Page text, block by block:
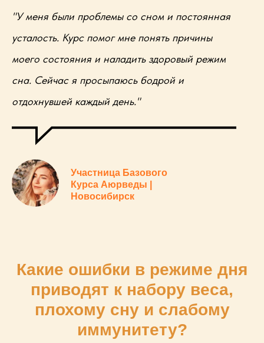
"У меня были проблемы со сном и постоянная
усталость. Курс помог мне понять причины
моего состояния и наладить здоровый режим
сна. Сейчас я просыпаюсь бодрой и
отдохнувшей каждый день."
Участница Базового
Курса Аюрведы |
Новосибирск
Какие ошибки в режиме дня
приводят к набору веса,
плохому сну и слабому
иммунитету?